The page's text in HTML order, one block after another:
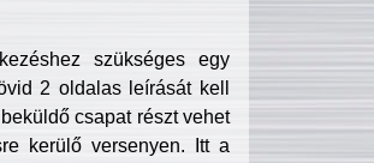
szükséges egy
2 oldalas leírását kell
csapat részt vehet
kerülő versenyen. Itt a